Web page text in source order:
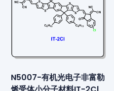
N5007-有机光电子非富勒